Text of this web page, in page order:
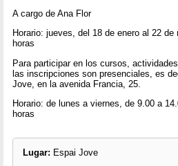
A cargo de Ana Flor
Horario: jueves, del 18 de enero al 22
horas
Para participar en los cursos,
las inscripciones son presenciales, es
Jove, en la avenida Francia, 25.
Horario: de lunes a viernes, de 9.00 a
horas
Lugar: Espai Jove